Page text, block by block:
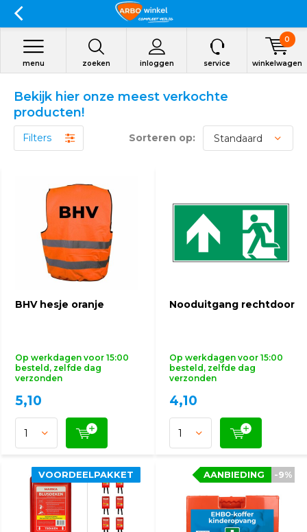
zoeken inloggen
menu service winkelwagen
0
Bekijk hier onze meest verkochte
producten!
Filters Sorteren op:
BHV hesje oranje
Op werkdagen voor 15:00
besteld, zelfde dag
verzonden
5,10
Nooduitgang rechtdoor
Op werkdagen voor 15:00
besteld, zelfde dag
verzonden
4,10
VOORDEELPAKKET
VOORDEELPAKKET -9%
AANBIEDING -9%
AANBIEDING